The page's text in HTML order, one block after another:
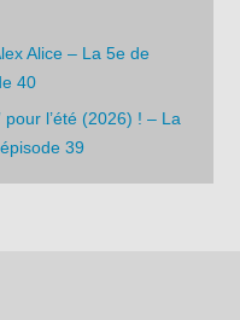
Alice – La 5e de
40
l’été (2026) ! – La
39